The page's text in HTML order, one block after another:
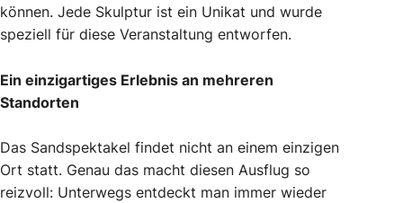
können. Jede Skulptur ist ein Unikat und wurde
speziell für diese Veranstaltung entworfen.
Ein einzigartiges Erlebnis an mehreren
Standorten
Das Sandspektakel findet nicht an einem einzigen
Ort statt. Genau das macht diesen Ausflug so
reizvoll: Unterwegs entdeckt man immer wieder